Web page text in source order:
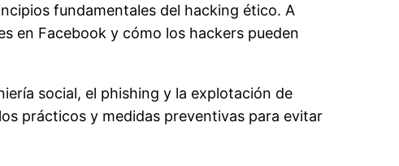
fundamentales del hacking ético. A
en Facebook y cómo los hackers pueden
social, el phishing y la explotación de
prácticos y medidas preventivas para evitar